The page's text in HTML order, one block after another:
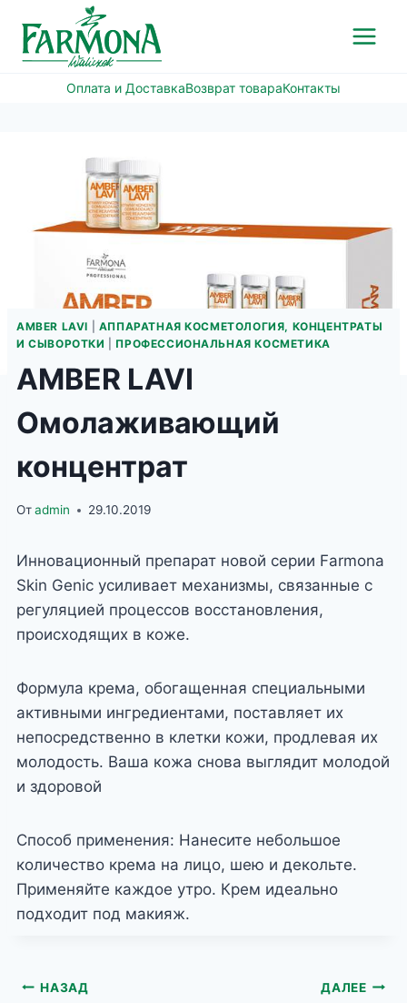
содержимому
Оплата и ДоставкаВозврат товараКонтакты
AMBER LAVI
АППАРАТНАЯ КОСМЕТОЛОГИЯ, КОНЦЕНТРАТЫ
И СЫВОРОТКИ
ПРОФЕССИОНАЛЬНАЯ КОСМЕТИКА
AMBER LAVI
Омолаживающий
концентрат
Отadmin 29.10.2019
Инновационный препарат новой серии Farmona
Skin Genic усиливает механизмы, связанные с
регуляцией процессов восстановления,
происходящих в коже.
Формула крема, обогащенная специальными
активными ингредиентами, поставляет их
непосредственно в клетки кожи, продлевая их
молодость. Ваша кожа снова выглядит молодой
и здоровой
Способ применения: Нанесите небольшое
количество крема на лицо, шею и декольте.
Применяйте каждое утро. Крем идеально
подходит под макияж.
Навигация
НАЗАД ДАЛЕЕ